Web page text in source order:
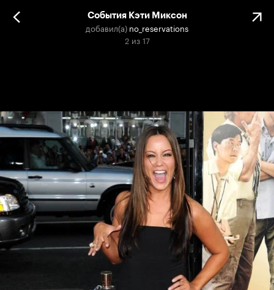
События Кэти Миксон
добавил(а) no_reservations
2 из 17